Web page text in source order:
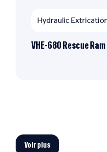
Hydraulic
VHE-680 Rescue Ram
Voir plus